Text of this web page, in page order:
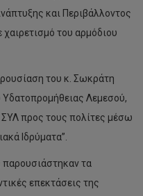
και Περιβάλλοντος
του αρμόδιου
του κ. Σωκράτη
Υδατοπρομήθειας Λεμεσού,
ΣΥΛ προς τους πολίτες μέσω
Ιδρύματα”.
τα
επεκτάσεις της